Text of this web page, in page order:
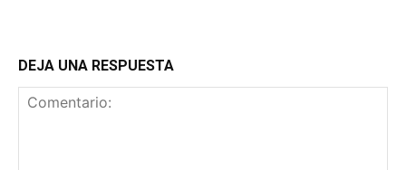
DEJA UNA RESPUESTA